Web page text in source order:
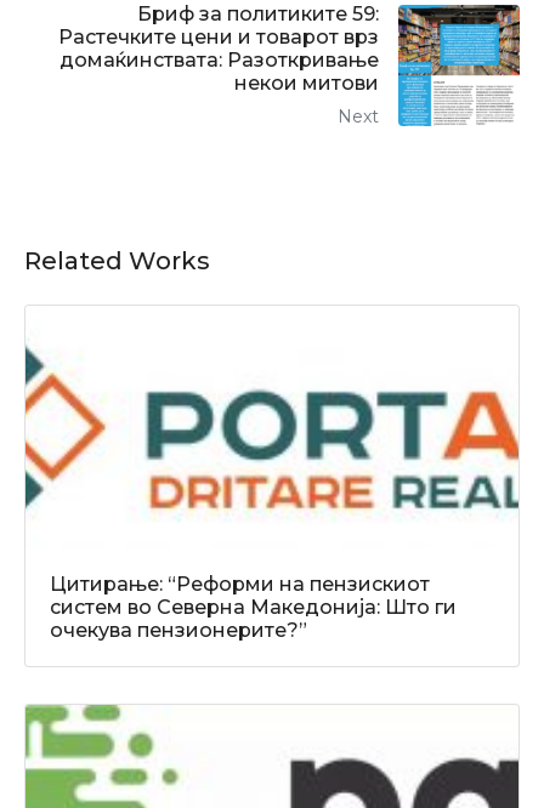
Бриф за политиките 59:
Растечките цени и товарот врз
домаќинствата: Разоткривање
некои митови
Next
Related Works
Цитирање: “Реформи на пензискиот
систем во Северна Македонија: Што ги
очекува пензионерите?”